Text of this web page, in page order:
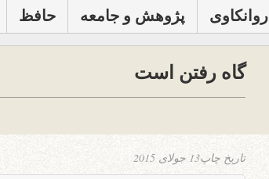
حافظ پژوهش و جامعه روانكاوی
گاه رفتن است
تاریخ چاپ13 جولای 2015